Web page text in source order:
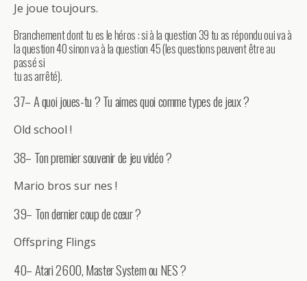
Je joue toujours.
Branchement dont tu es le héros : si à la question 39 tu as répondu oui va à
la question 40 sinon va à la question 45 (les questions peuvent être au
passé si
tu as arrêté).
37– A quoi joues-tu ? Tu aimes quoi comme types de jeux ?
Old school !
38– Ton premier souvenir de jeu vidéo ?
Mario bros sur nes !
39– Ton dernier coup de cœur ?
Offspring Flings
40– Atari 2600, Master System ou NES ?